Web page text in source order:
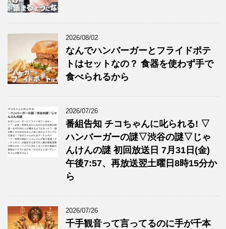
2026/08/02
なんでハンバーガーとフライドポテ
トはセットなの？ 食器を使わず手で
食べられるから
2026/07/26
番組告知 チコちゃんに叱られる! ▽
ハンバーガーの謎▽渋谷の謎▽じゃ
んけんの謎 初回放送日 7月31日(金)
午後7:57、再放送翌土曜日8時15分か
ら
2026/07/26
千手観音って言ってるのに手が千本